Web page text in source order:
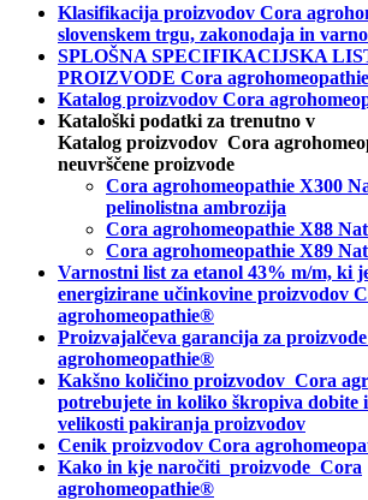
Klasifikacija proizvodov Cora
slovenskem trgu, zakonodaja in
SPLOŠNA SPECIFIKACIJSKA
PROIZVODE Cora
Katalog proizvodov Cora
Kataloški podatki za trenutno v
Katalog proizvodov Cora
neuvrščene proizvode
Cora agrohomeopathie X300
pelinolistna ambrozija
Cora agrohomeopathie X88
Cora agrohomeopathie X89
Varnostni list za etanol 43% m/m, ki
energizirane učinkovine proizvodov
agrohomeopathie®
Proizvajalčeva garancija za
agrohomeopathie®
Kakšno količino proizvodov Cora
potrebujete in koliko škropiva dobite
velikosti pakiranja proizvodov
Cenik proizvodov Cora
Kako in kje naročiti proizvode Cora
agrohomeopathie®